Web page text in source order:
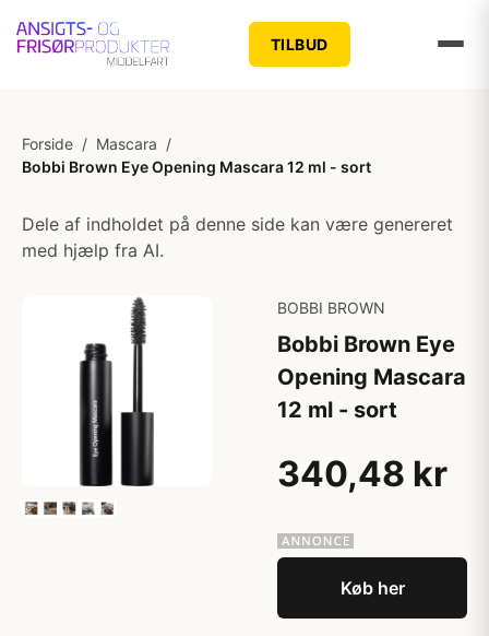
TILBUD
Forside / Mascara /
Bobbi Brown Eye Opening Mascara 12 ml - sort
Dele af indholdet på denne side kan være genereret
med hjælp fra AI.
BOBBI BROWN
Bobbi Brown Eye
Opening Mascara
12 ml - sort
340,48 kr
Køb her